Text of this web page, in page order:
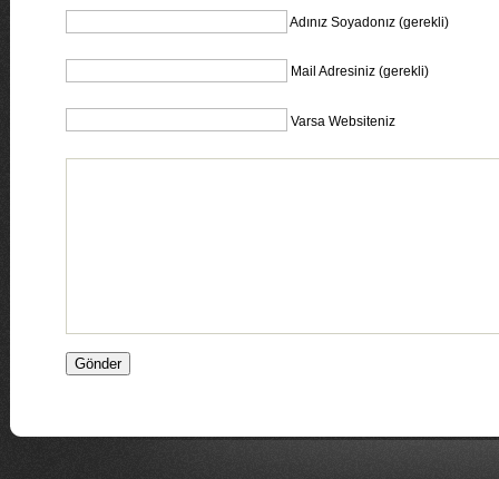
Adınız Soyadonız (gerekli)
Mail Adresiniz (gerekli)
Varsa Websiteniz